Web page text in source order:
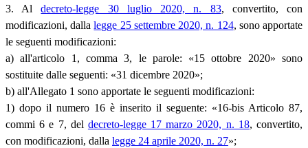
3. Aldecreto-legge 30 luglio 2020, n. 83, convertito, con
modificazioni, dallalegge 25 settembre 2020, n. 124, sono apportate
le seguenti modificazioni:
a) all'articolo 1, comma 3, le parole: «15 ottobre 2020» sono
sostituite dalle seguenti: «31 dicembre 2020»;
b) all'Allegato 1 sono apportate le seguenti modificazioni:
1) dopo il numero 16 è inserito il seguente: «16-bis Articolo 87,
commi 6 e 7, del decreto-legge 17 marzo 2020, n. 18, convertito,
con modificazioni, dalla legge 24 aprile 2020, n. 27»;